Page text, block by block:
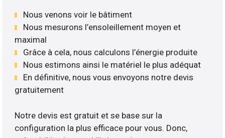
Nous venons voir le bâtiment
Nous mesurons l’ensoleillement moyen et
maximal
Grâce à cela, nous calculons l’énergie produite
Nous estimons ainsi le matériel le plus adéquat
En définitive, nous vous envoyons notre devis
gratuitement
Notre devis est gratuit et se base sur la
configuration la plus efficace pour vous. Donc,